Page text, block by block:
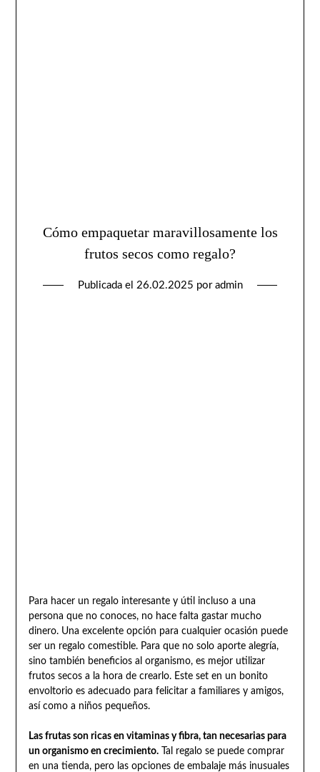
Cómo empaquetar maravillosamente los
frutos secos como regalo?
Publicada el 26.02.2025 por admin
Para hacer un regalo interesante y útil incluso a una
persona que no conoces, no hace falta gastar mucho
dinero. Una excelente opción para cualquier ocasión puede
ser un regalo comestible. Para que no solo aporte alegría,
sino también beneficios al organismo, es mejor utilizar
frutos secos a la hora de crearlo. Este set en un bonito
envoltorio es adecuado para felicitar a familiares y amigos,
así como a niños pequeños.
Las frutas son ricas en vitaminas y fibra, tan necesarias para
un organismo en crecimiento.Tal regalo se puede comprar
en una tienda, pero las opciones de embalaje más inusuales